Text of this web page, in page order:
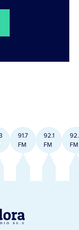
91.7
FM
92.1
FM
FM